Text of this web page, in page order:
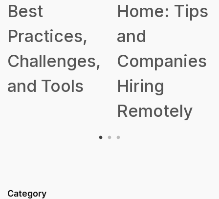
Best
Practices,
Challenges,
and Tools
Home: Tips
and
Companies
Hiring
Remotely
Category